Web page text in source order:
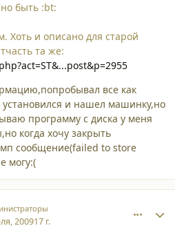
быть :bt:
Хоть и описано для старой
та же:
все как
и нашел машинку,но
программу с диска у меня
когда хочу закрыть
сообщение(failed to store
могу:(
200917 г.